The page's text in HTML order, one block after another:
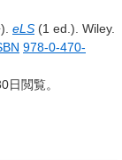
eLS (1 ed.). Wiley.
978-0-470-
日閲覧。